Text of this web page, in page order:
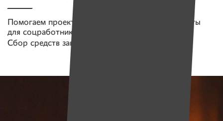
Помогаем проекту
Коронавирус: средства защиты
для соцработников и пожилых
Сбор средств завершен